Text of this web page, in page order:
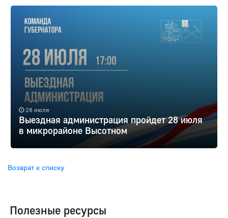
28 июля
Выездная администрация пройдет 28 июля
в микрорайоне Высотном
Возврат к списку
Полезные ресурсы